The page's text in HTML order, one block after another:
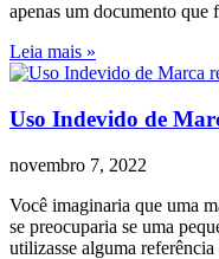
apenas um documento que
Leia mais »
Uso Indevido de
novembro 7, 2022
Você imaginaria que uma
se preocuparia se uma
utilizasse alguma referência